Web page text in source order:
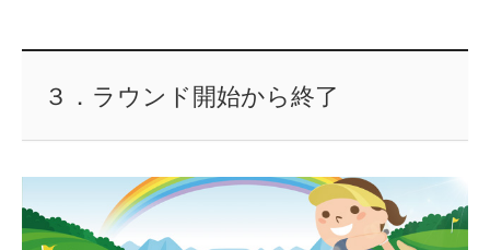
３．ラウンド開始から終了